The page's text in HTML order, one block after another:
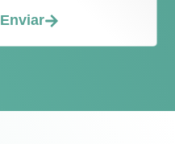
Enviar